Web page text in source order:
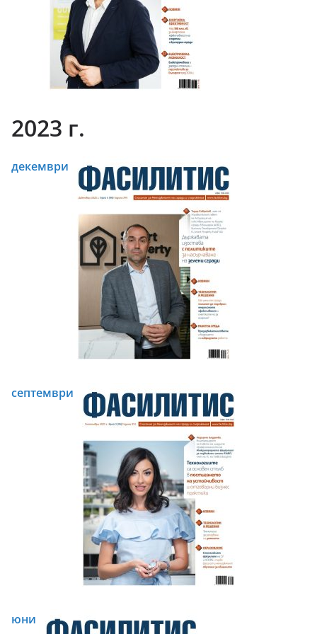
2023 г.
декември
септември
юни